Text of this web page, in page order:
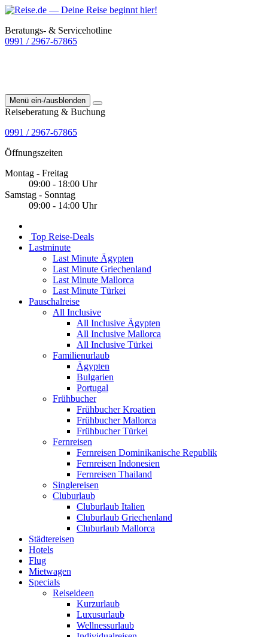
Beratungs- & Servicehotline
0991 / 2967-67865
Menü ein-/ausblenden
Reiseberatung & Buchung
0991 / 2967-67865
Öffnungszeiten
Montag - Freitag
09:00 - 18:00 Uhr
Samstag - Sonntag
09:00 - 14:00 Uhr
Top Reise-Deals
Lastminute
Last Minute Ägypten
Last Minute Griechenland
Last Minute Mallorca
Last Minute Türkei
Pauschalreise
All Inclusive
All Inclusive Ägypten
All Inclusive Mallorca
All Inclusive Türkei
Familienurlaub
Ägypten
Bulgarien
Portugal
Frühbucher
Frühbucher Kroatien
Frühbucher Mallorca
Frühbucher Türkei
Fernreisen
Fernreisen Dominikanische Republik
Fernreisen Indonesien
Fernreisen Thailand
Singlereisen
Cluburlaub
Cluburlaub Italien
Cluburlaub Griechenland
Cluburlaub Mallorca
Städtereisen
Hotels
Flug
Mietwagen
Specials
Reiseideen
Kurzurlaub
Luxusurlaub
Wellnessurlaub